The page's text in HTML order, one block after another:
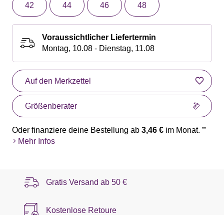
42 44 46 48
Voraussichtlicher Liefertermin
Montag, 10.08 - Dienstag, 11.08
Auf den Merkzettel
Größenberater
Oder finanziere deine Bestellung ab 3,46 € im Monat. **
Mehr Infos
Gratis Versand ab 50 €
Kostenlose Retoure